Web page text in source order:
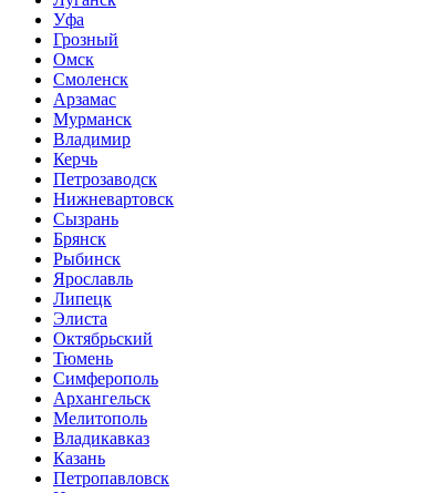
Уфа
Грозный
Омск
Смоленск
Арзамас
Мурманск
Владимир
Керчь
Петрозаводск
Нижневартовск
Сызрань
Брянск
Рыбинск
Ярославль
Липецк
Элиста
Октябрьский
Тюмень
Симферополь
Архангельск
Мелитополь
Владикавказ
Казань
Петропавловск